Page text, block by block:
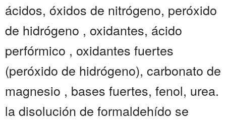
ácidos, óxidos de nitrógeno, peróxido
de hidrógeno , oxidantes, ácido
perfórmico , oxidantes fuertes
(peróxido de hidrógeno), carbonato de
magnesio , bases fuertes, fenol, urea.
la disolución de formaldehído se